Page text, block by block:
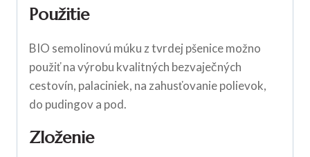
Použitie
BIO semolinovú múku z tvrdej pšenice možno
použiť na výrobu kvalitných bezvaječných
cestovín, palaciniek, na zahusťovanie polievok,
do pudingov a pod.
Zloženie